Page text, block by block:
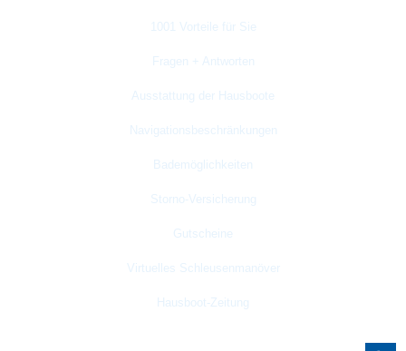
1001 Vorteile für Sie
Fragen + Antworten
Ausstattung der Hausboote
Navigationsbeschränkungen
Bademöglichkeiten
Storno-Versicherung
Gutscheine
Virtuelles Schleusenmanöver
Hausboot-Zeitung
Search Button